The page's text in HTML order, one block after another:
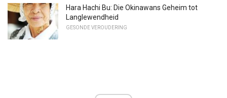
Hara Hachi Bu: Die Okinawans Geheim tot
Langlewendheid
GESONDE VEROUDERING